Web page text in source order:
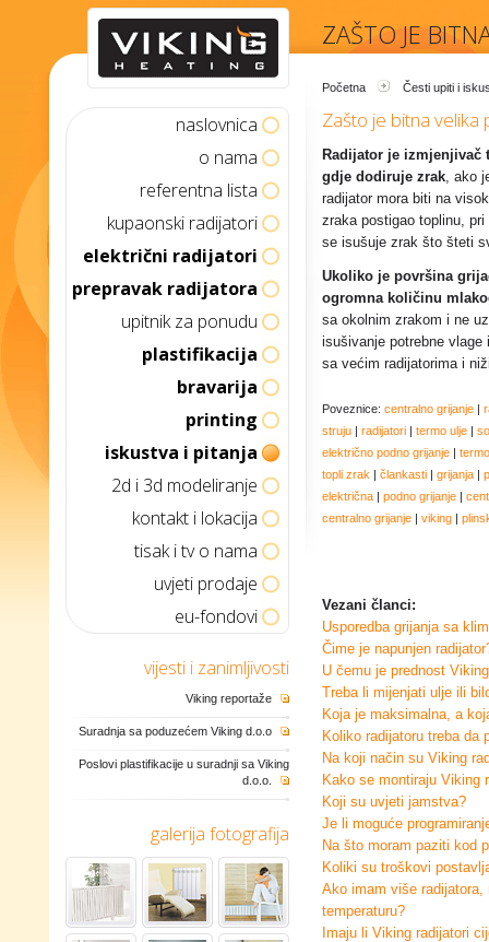
ZAŠTO JE
Početna Česti upiti i
naslovnica
o nama
referentna lista
kupaonski radijatori
električni radijatori
prepravak radijatora
upitnik za ponudu
plastifikacija
bravarija
printing
iskustva i pitanja
2d i 3d modeliranje
kontakt i lokacija
tisak i tv o nama
uvjeti prodaje
eu-fondovi
vijesti i zanimljivosti
Viking reportaže
Suradnja sa poduzećem Viking d.o.o
Poslovi plastifikacije u suradnji sa Viking
d.o.o.
galerija fotografija
Zašto je bitna velika
Radijator je izmjenjivač
gdje dodiruje zrak, ako
radijator mora biti na
zraka postigao toplinu,
se isušuje zrak što šteti
Ukoliko je površina
ogromna količinu
sa okolnim zrakom i ne
isušivanje potrebne
sa većim radijatorima i
Poveznice: centralno grijanje |
struju | radijatori | termo ulje |
električno podno grijanje |
topli zrak | člankasti | grijanja |
električna | podno grijanje |
centralno grijanje | viking |
Vezani članci:
Usporedba grijanja sa
Čime je napunjen
U čemu je prednost
Treba li mijenjati ulje ili
Koja je maksimalna, a
Koliko radijatoru treba da
Na koji način su Viking
Kako se montiraju Viking
Koji su uvjeti jamstva?
Je li moguće
Na što moram paziti kod
Koliki su troškovi
Ako imam više
temperaturu?
Imaju li Viking radijatori